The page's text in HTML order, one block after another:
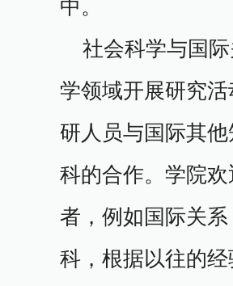
中。
社会科学与国
学领域开展研究
研人员与国际其
科的合作。 学院
者，例如国际关
科，根据以往的